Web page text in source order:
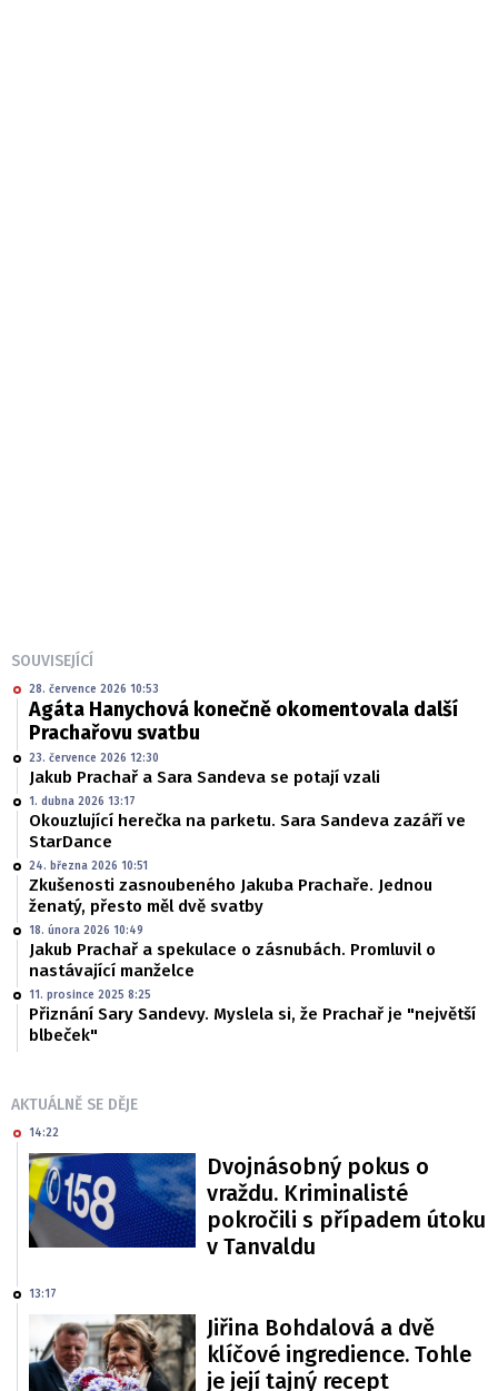
SOUVISEJÍCÍ
28. července 2026 10:53
Agáta Hanychová konečně okomentovala další
Prachařovu svatbu
23. července 2026 12:30
Jakub Prachař a Sara Sandeva se potají vzali
1. dubna 2026 13:17
Okouzlující herečka na parketu. Sara Sandeva zazáří ve
StarDance
24. března 2026 10:51
Zkušenosti zasnoubeného Jakuba Prachaře. Jednou
ženatý, přesto měl dvě svatby
18. února 2026 10:49
Jakub Prachař a spekulace o zásnubách. Promluvil o
nastávající manželce
11. prosince 2025 8:25
Přiznání Sary Sandevy. Myslela si, že Prachař je "největší
blbeček"
AKTUÁLNĚ SE DĚJE
14:22
Dvojnásobný pokus o
vraždu. Kriminalisté
pokročili s případem útoku
v Tanvaldu
13:17
Jiřina Bohdalová a dvě
klíčové ingredience. Tohle
je její tajný recept